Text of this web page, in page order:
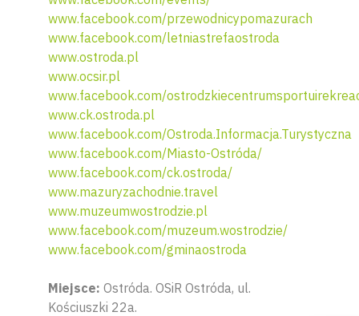
www.facebook.com/przewodnicypomazurach
www.facebook.com/letniastrefaostroda
www.ostroda.pl
www.ocsir.pl
www.facebook.com/
www.ck.ostroda.pl
www.facebook.com/Ostroda.Informacja.Turystyczna
www.facebook.com/Miasto-Ostróda/
www.facebook.com/ck.ostroda/
www.mazuryzachodnie.travel
www.muzeumwostrodzie.pl
www.facebook.com/muzeum.wostrodzie/
www.facebook.com/gminaostroda
Miejsce: Ostróda. OSiR Ostróda, ul.
Kościuszki 22a.